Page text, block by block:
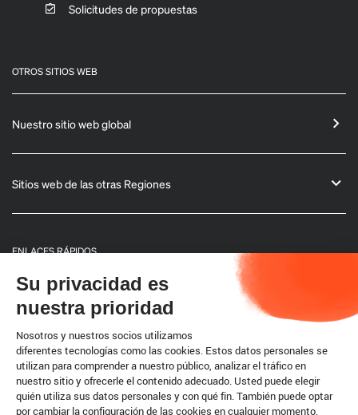
Solicitudes de propuestas
OTROS SITIOS WEB
Nuestro sitio web global
Sitios web de las otras Regiones
ENLACES RÁPIDOS
Informaciones generales
Boletín
Código terrestre
Su privacidad es
nuestra prioridad
Nosotros y nuestros socios utilizamos
diferentes tecnologías como las cookies. Estos datos personales se
utilizan para comprender a nuestro público, analizar el tráfico en
nuestro sitio y ofrecerle el contenido adecuado. Usted puede elegir
quién utiliza sus datos personales y con qué fin. También puede optar
por cambiar la configuración de las cookies en cualquier momento.